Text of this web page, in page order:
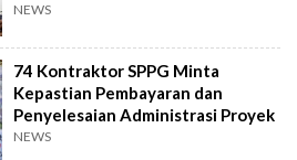
NEWS
74 Kontraktor SPPG Minta
Kepastian Pembayaran dan
Penyelesaian Administrasi Proyek
NEWS